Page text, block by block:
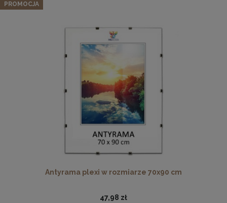
Drewniana, frezowana ramka na zdjęcia, plakaty, obrazy w
rozmiarze 18 x 24 cm w kolorze białym
16,99 zł
DO KOSZYKA
Antyrama plexi w rozmiarze 70x90 cm
47,98 zł
PROMOCJA